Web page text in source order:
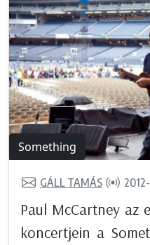
Something
GÁLL TAMÁS
Paul McCartney az
koncertjein a